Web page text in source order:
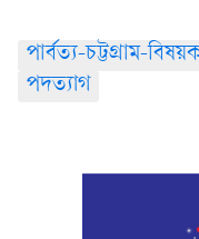
পার্বত্য-চট্টগ্রাম-
পদত্যাগ